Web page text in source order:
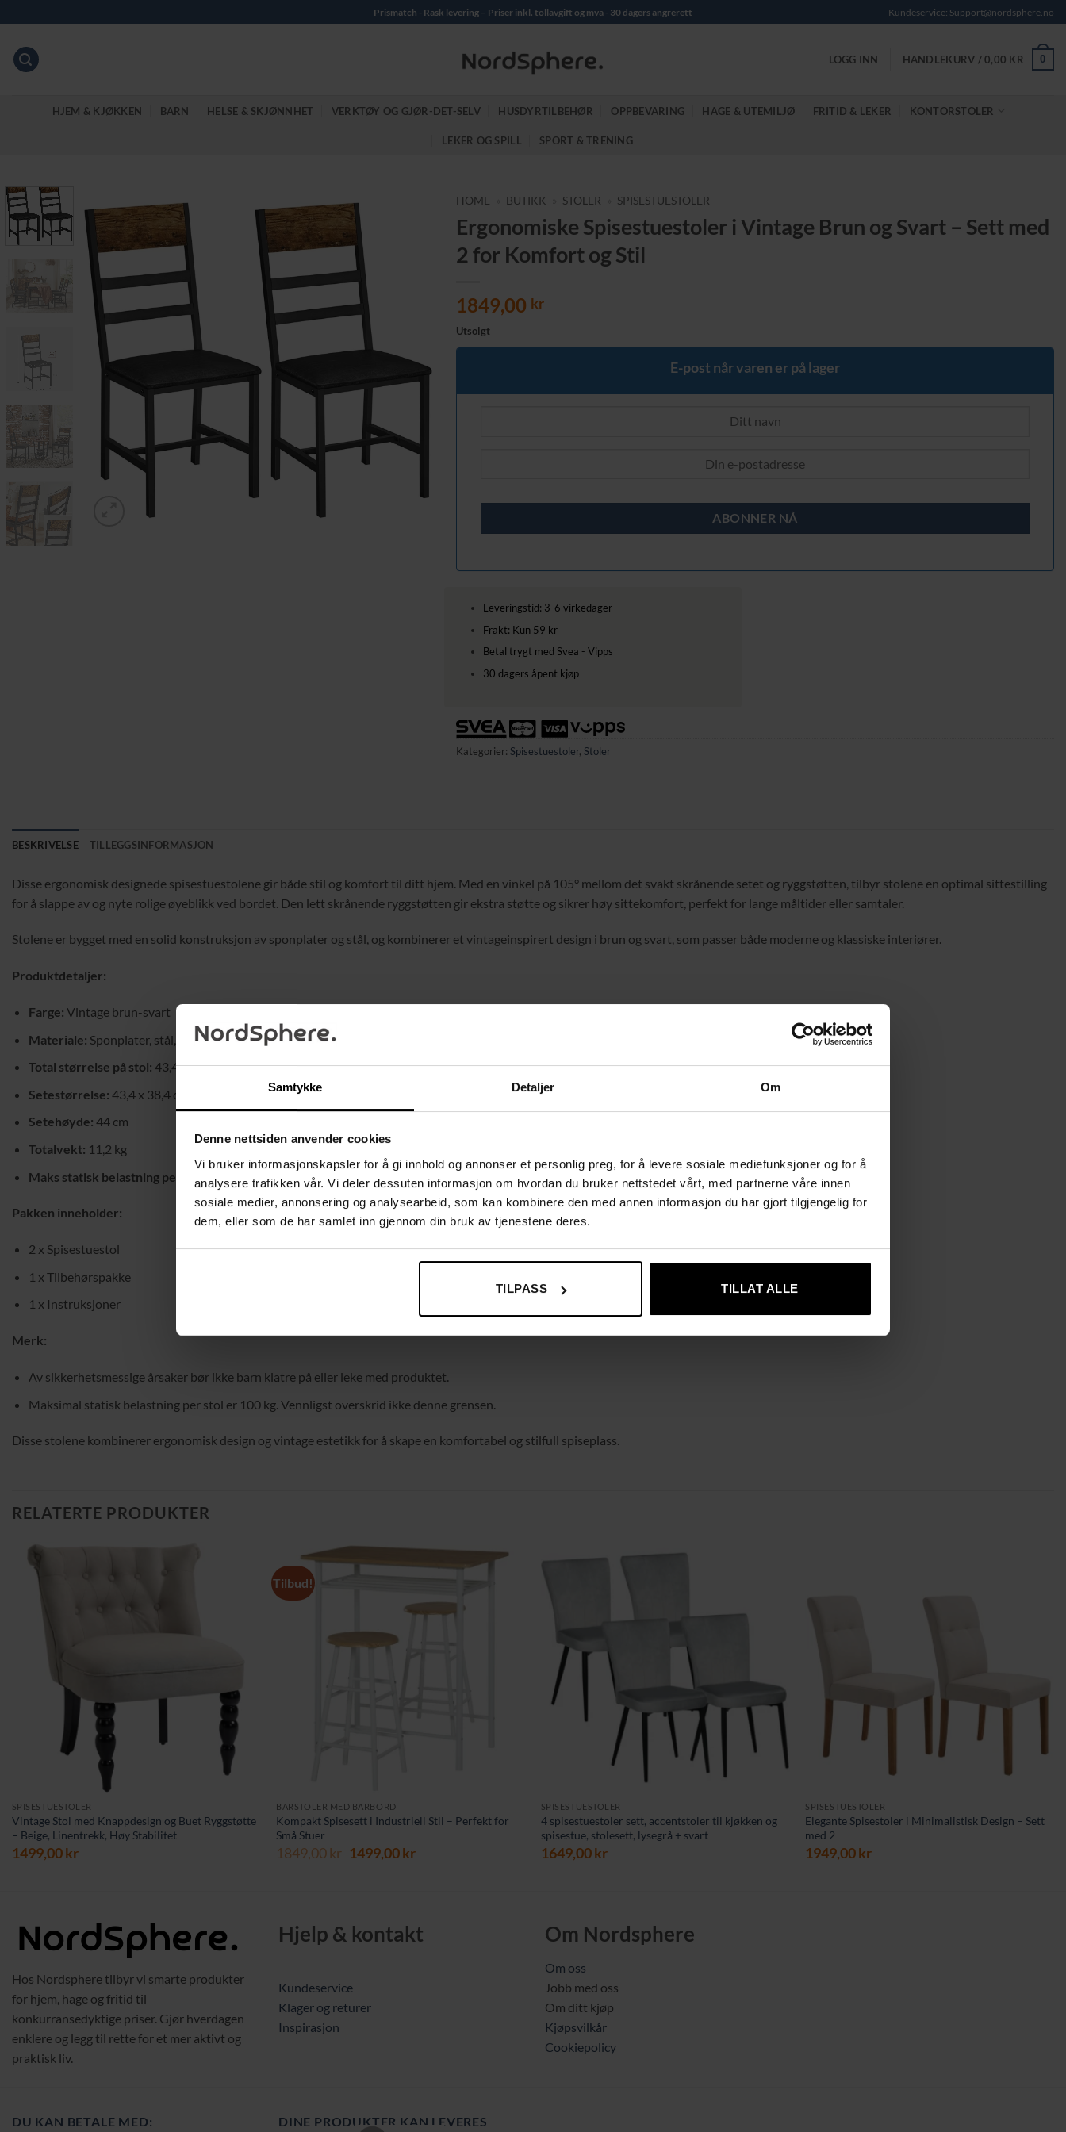
Samtykke Detaljer Om
Denne nettsiden anvender cookies
Vi bruker informasjonskapsler for å gi innhold og annonser et personlig preg, for å levere sosiale mediefunksjoner og for å
analysere trafikken vår. Vi deler dessuten informasjon om hvordan du bruker nettstedet vårt, med partnerne våre innen
sosiale medier, annonsering og analysearbeid, som kan kombinere den med annen informasjon du har gjort tilgjengelig for
dem, eller som de har samlet inn gjennom din bruk av tjenestene deres.
TILPASS TILLAT ALLE
to
content
Prismatch - Rask levering – Priser inkl. tollavgift og mva - 30 dagers angrerett Kundeservice: Support@nordsphere.no
LOGG INN HANDLEKURV /0,00 KR 0
HJEM & KJØKKEN BARN HELSE & SKJØNNHET VERKTØY OG GJØR-DET-SELV HUSDYRTILBEHØR OPPBEVARING HAGE & UTEMILJØ FRITID & LEKER KONTORSTOLER
LEKER OG SPILL SPORT & TRENING
HOME BUTIKK STOLER SPISESTUESTOLER
Ergonomiske Spisestuestoler i Vintage Brun og Svart – Sett med
2 for Komfort og Stil
1849,00 kr
Utsolgt
E-post når varen er på lager
Leveringstid: 3-6 virkedager
Frakt: Kun 59 kr
Betal trygt med Svea - Vipps
30 dagers åpent kjøp
Kategorier: Spisestuestoler, Stoler
BESKRIVELSE TILLEGGSINFORMASJON
Disse ergonomisk designede spisestuestolene gir både stil og komfort til ditt hjem. Med en vinkel på 105° mellom det svakt skrånende setet og ryggstøtten, tilbyr stolene en optimal sittestilling
for å slappe av og nyte rolige øyeblikk ved bordet. Den lett skrånende ryggstøtten gir ekstra støtte og sikrer høy sittekomfort, perfekt for lange måltider eller samtaler.
Stolene er bygget med en solid konstruksjon av sponplater og stål, og kombinerer et vintageinspirert design i brun og svart, som passer både moderne og klassiske interiører.
Produktdetaljer:
Farge: Vintage brun-svart
Materiale: Sponplater, stål, skum
Total størrelse på stol: 43,4 x 43 x 95,5 cm (L x B x H)
Setestørrelse: 43,4 x 38,4 cm (L x B)
Setehøyde: 44 cm
Totalvekt: 11,2 kg
Maks statisk belastning per stol:
100 kg
Pakken inneholder:
2 x Spisestuestol
1 x Tilbehørspakke
1 x Instruksjoner
Merk:
Av sikkerhetsmessige årsaker bør ikke barn klatre på eller leke med produktet.
Maksimal statisk belastning per stol er 100 kg. Vennligst overskrid ikke denne grensen.
Disse stolene kombinerer ergonomisk design og vintage estetikk for å skape en komfortabel og stilfull spiseplass.
RELATERTE PRODUKTER
SPISESTUESTOLER
Vintage Stol med Knappdesign og Buet Ryggstøtte
– Beige, Linentrekk, Høy Stabilitet
1499,00kr
Tilbud!
BARSTOLER MED BARBORD
Kompakt Spisesett i Industriell Stil – Perfekt for
Små Stuer
1849,00kr Opprinnelig
1499,00krNåværende
SPISESTUESTOLER
4 spisestuestoler sett, accentstoler til kjøkken og
spisestue, stolesett, lysegrå + svart
1649,00kr
SPISESTUESTOLER
Elegante Spisestoler i Minimalistisk Design – Sett
med 2
1949,00kr
Hos Nordsphere tilbyr vi smarte produkter
for hjem, hage og fritid til
konkurransedyktige priser. Gjør hverdagen
enklere og legg til rette for et mer aktivt og
praktisk liv.
Hjelp & kontakt
Kundeservice
Klager og returer
Inspirasjon
Om Nordsphere
Om oss
Jobb med oss
Om ditt kjøp
Kjøpsvilkår
Cookiepolicy
DU KAN BETALE MED: DINE PRODUKTER KAN LEVERES